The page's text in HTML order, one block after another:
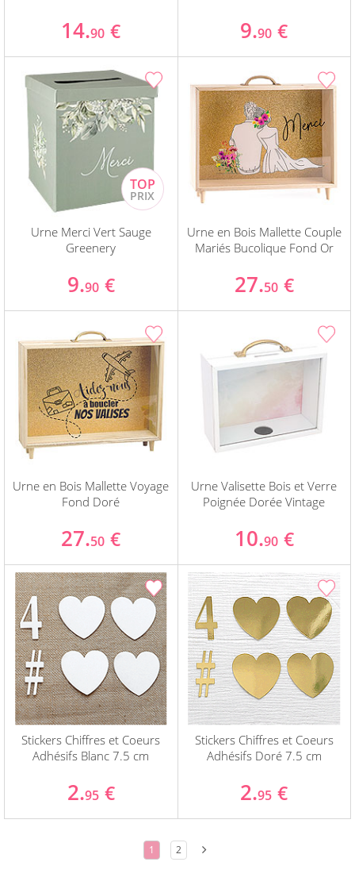
14.90 € 9.90 €
Urne Merci Vert Sauge
Greenery
9.90 €
Urne en Bois Mallette Couple
Mariés Bucolique Fond Or
27.50 €
Urne en Bois Mallette Voyage
Fond Doré
27.50 €
Urne Valisette Bois et Verre
Poignée Dorée Vintage
10.90 €
Stickers Chiffres et Coeurs
Adhésifs Blanc 7.5 cm
2.95 €
Stickers Chiffres et Coeurs
Adhésifs Doré 7.5 cm
2.95 €
1 2